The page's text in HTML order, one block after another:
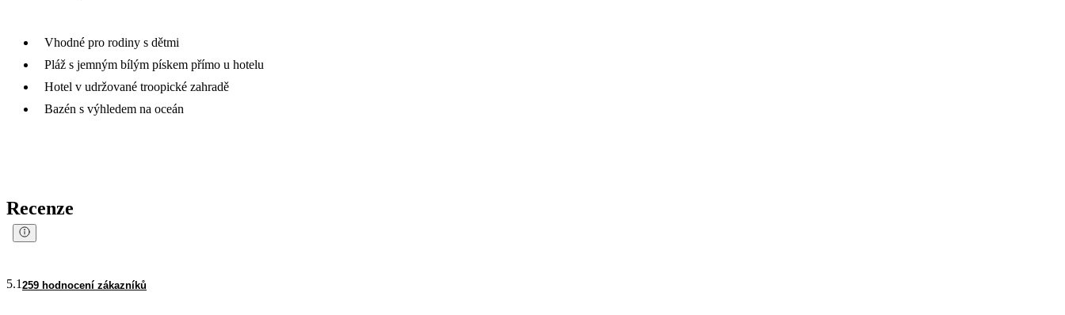
Vhodné pro rodiny s dětmi
Pláž s jemným bílým pískem přímo u hotelu
Hotel v udržované troopické zahradě
Bazén s výhledem na oceán
Recenze
5.1 259 hodnocení zákazníků